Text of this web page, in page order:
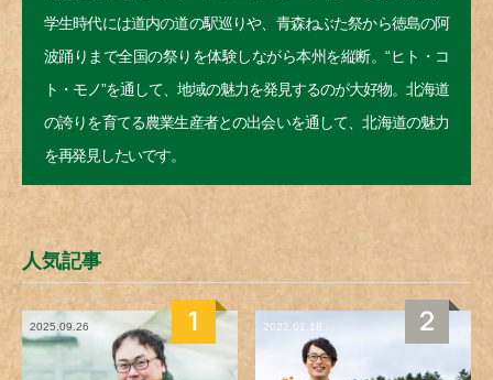
学生時代には道内の道の駅巡りや、青森ねぶた祭から徳島の阿
波踊りまで全国の祭りを体験しながら本州を縦断。“ヒト・コ
ト・モノ”を通して、地域の魅力を発見するのが大好物。北海道
の誇りを育てる農業生産者との出会いを通して、北海道の魅力
を再発見したいです。
人気記事
2025.09.26 2022.01.18